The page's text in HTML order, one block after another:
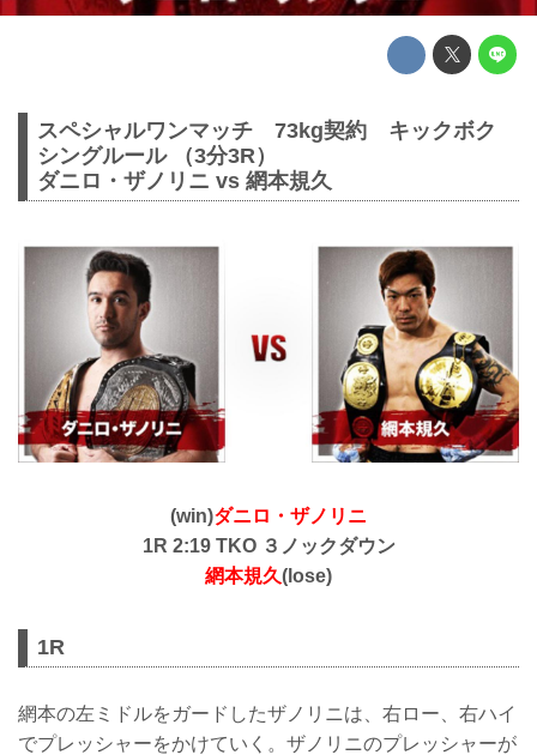
スペシャルワンマッチ 73kg契約 キックボク
シングルール （3分3R）
ダニロ・ザノリニ vs 網本規久
(win)ダニロ・ザノリニ
1R 2:19 TKO ３ノックダウン
網本規久(lose)
1R
網本の左ミドルをガードしたザノリニは、右ロー、右ハイ
でプレッシャーをかけていく。ザノリニのプレッシャーが